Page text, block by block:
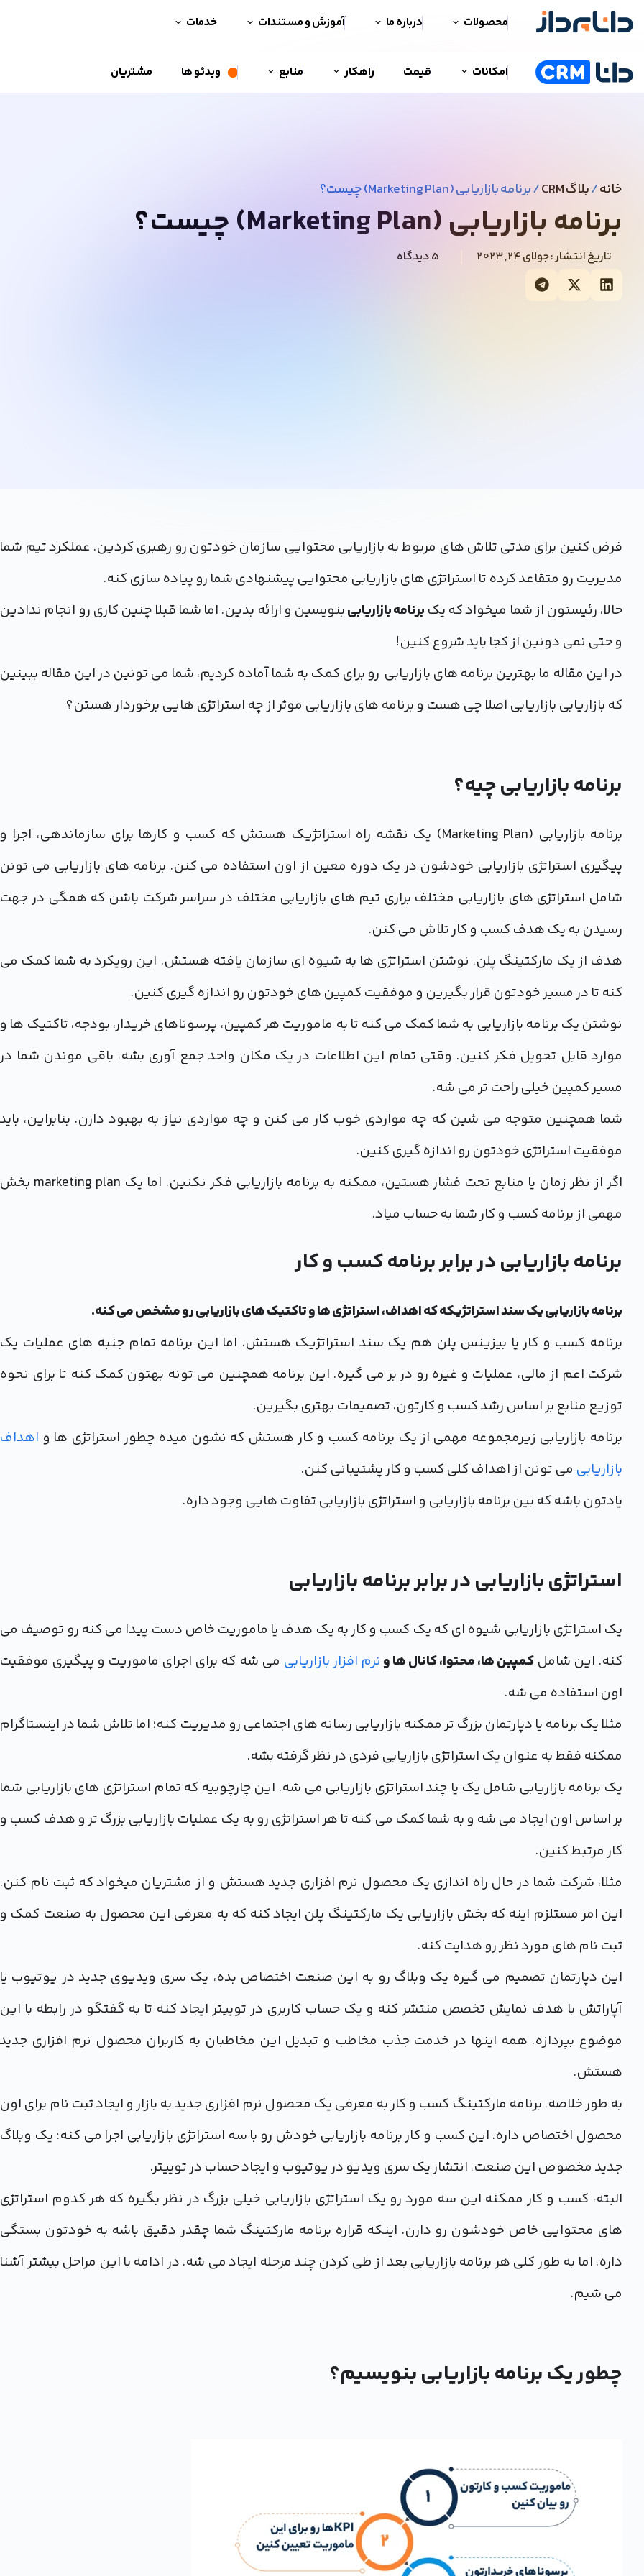
محصولات درباره ما آموزش و مستندات خدمات
امکانات قیمت راهکار منابع ویدئو ها مشتریان
خانه/بلاگ CRM /برنامه بازاریابی (Marketing Plan) چیست؟
برنامه بازاریابی (Marketing Plan) چیست؟
تاریخ انتشار :جولای 24, 2023 5 دیدگاه
فرض کنین برای مدتی تلاش های مربوط به بازاریابی محتوایی سازمان خودتون رو رهبری کردین. عملکرد تیم شما
مدیریت رو متقاعد کرده تا استراتژی های بازاریابی محتوایی پیشنهادی شما رو پیاده سازی کنه.
حالا، رئیستون از شما میخواد که یک برنامه بازاریابیبنویسین و ارائه بدین. اما شما قبلا چنین کاری رو انجام ندادین
و حتی نمی دونین از کجا باید شروع کنین!
در این مقاله ما بهترین برنامه های بازاریابی رو برای کمک به شما آماده کردیم، شما می تونین در این مقاله ببینین
که بازاریابی بازاریابی اصلا چی هست و برنامه های بازاریابی موثر از چه استراتژی هایی برخوردار هستن؟
برنامه بازاریابی چیه؟
برنامه بازاریابی (Marketing Plan) یک نقشه راه استراتژیک هستش که کسب و کارها برای سازماندهی، اجرا و
پیگیری استراتژی بازاریابی خودشون در یک دوره معین از اون استفاده می کنن. برنامه های بازاریابی می تونن
شامل استراتژی های بازاریابی مختلف براری تیم های بازاریابی مختلف در سراسر شرکت باشن که همگی در جهت
رسیدن به یک هدف کسب و کار تلاش می کنن.
هدف از یک مارکتینگ پلن، نوشتن استراتژی ها به شیوه ای سازمان یافته هستش. این رویکرد به شما کمک می
کنه تا در مسیر خودتون قرار بگیرین و موفقیت کمپین های خودتون رو اندازه گیری کنین.
نوشتن یک برنامه بازاریابی به شما کمک می کنه تا به ماموریت هر کمپین، پرسوناهای خریدار، بودجه، تاکتیک ها و
موارد قابل تحویل فکر کنین. وقتی تمام این اطلاعات در یک مکان واحد جمع آوری بشه، باقی موندن شما در
مسیر کمپین خیلی راحت تر می شه.
شما همچنین متوجه می شین که چه مواردی خوب کار می کنن و چه مواردی نیاز به بهبود دارن. بنابراین، باید
موفقیت استراتژی خودتون رو اندازه گیری کنین.
اگر از نظر زمان یا منابع تحت فشار هستین، ممکنه به برنامه بازاریابی فکر نکنین. اما یک marketing plan بخش
مهمی از برنامه کسب و کار شما به حساب میاد.
برنامه بازاریابی در برابر برنامه کسب و کار
برنامه بازاریابی یک سند استراتژیکه که اهداف، استراتژی ها و تاکتیک های بازاریابی رو مشخص می کنه.
برنامه کسب و کار یا بیزینس پلن هم یک سند استراتژیک هستش. اما این برنامه تمام جنبه های عملیات یک
شرکت اعم از مالی، عملیات و غیره رو در بر می گیره. این برنامه همچنین می تونه بهتون کمک کنه تا برای نحوه
توزیع منابع بر اساس رشد کسب و کارتون، تصمیمات بهتری بگیرین.
برنامه بازاریابی زیرمجموعه مهمی از یک برنامه کسب و کار هستش که نشون میده چطور استراتژی ها و اهداف
بازاریابی می تونن از اهداف کلی کسب و کار پشتیبانی کنن.
یادتون باشه که بین برنامه بازاریابی و استراتژی بازاریابی تفاوت هایی وجود داره.
استراتژی بازاریابی در برابر برنامه بازاریابی
یک استراتژی بازاریابی شیوه ای که یک کسب و کار به یک هدف یا ماموریت خاص دست پیدا می کنه رو توصیف می
کنه. این شاملکمپین ها، محتوا، کانال ها ونرم افزار بازاریابی می شه که برای اجرای ماموریت و پیگیری موفقیت
اون استفاده می شه.
مثلا یک برنامه یا دپارتمان بزرگ تر ممکنه بازاریابی رسانه های اجتماعی رو مدیریت کنه؛ اما تلاش شما در اینستاگرام
ممکنه فقط به عنوان یک استراتژی بازاریابی فردی در نظر گرفته بشه.
یک برنامه بازاریابی شامل یک یا چند استراتژی بازاریابی می شه. این چارچوبیه که تمام استراتژی های بازاریابی شما
بر اساس اون ایجاد می شه و به شما کمک می کنه تا هر استراتژی رو به یک عملیات بازاریابی بزرگ تر و هدف کسب و
کار مرتبط کنین.
مثلا، شرکت شما در حال راه اندازی یک محصول نرم افزاری جدید هستش و از مشتریان میخواد که ثبت نام کنن.
این امر مستلزم اینه که بخش بازاریابی یک مارکتینگ پلن ایجاد کنه که به معرفی این محصول به صنعت کمک و
ثبت نام های مورد نظر رو هدایت کنه.
این دپارتمان تصمیم می گیره یک وبلاگ رو به این صنعت اختصاص بده، یک سری ویدیوی جدید در یوتیوب یا
آپاراتش با هدف نمایش تخصص منتشر کنه و یک حساب کاربری در توییتر ایجاد کنه تا به گفتگو در رابطه با این
موضوع بپردازه. همه اینها در خدمت جذب مخاطب و تبدیل این مخاطبان به کاربران محصول نرم افزاری جدید
هستش.
به طور خلاصه، برنامه مارکتینگ کسب و کار به معرفی یک محصول نرم افزاری جدید به بازار و ایجاد ثبت نام برای اون
محصول اختصاص داره. این کسب و کار برنامه بازاریابی خودش رو با سه استراتژی بازاریابی اجرا می کنه؛ یک وبلاگ
جدید مخصوص این صنعت، انتشار یک سری ویدیو در یوتیوب و ایجاد حساب در توییتر.
البته، کسب و کار ممکنه این سه مورد رو یک استراتژی بازاریابی خیلی بزرگ در نظر بگیره که هر کدوم استراتژی
های محتوایی خاص خودشون رو دارن. اینکه قراره برنامه مارکتینگ شما چقدر دقیق باشه به خودتون بستگی
داره. اما به طور کلی هر برنامه بازاریابی بعد از طی کردن چند مرحله ایجاد می شه. در ادامه با این مراحل بیشتر آشنا
می شیم.
چطور یک برنامه بازاریابی بنویسیم؟